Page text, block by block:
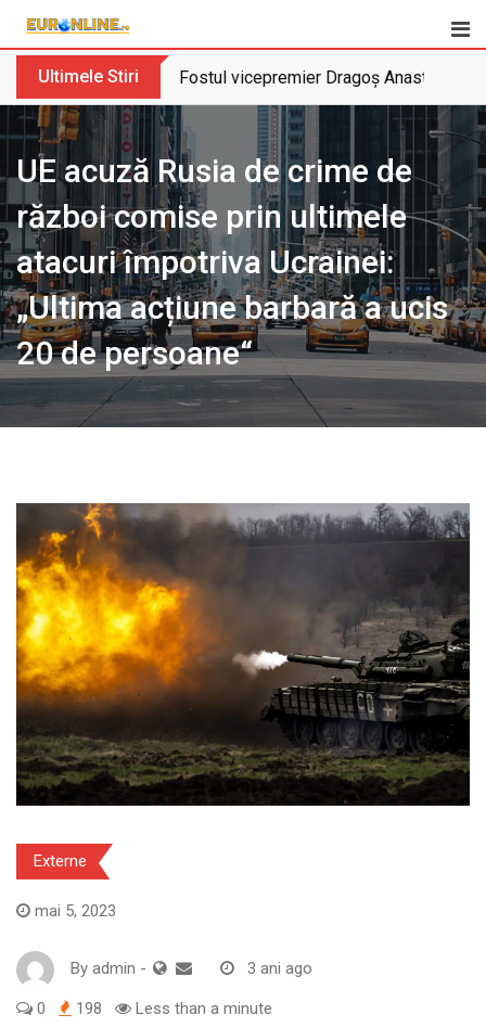
Ultimele Stiri Fostul vicepremier Dragoș Anastasiu
UE acuză Rusia de crime de
război comise prin ultimele
atacuri împotriva Ucrainei:
„Ultima acțiune barbară a ucis
20 de persoane“
Externe
mai 5, 2023
By admin - 3 ani ago
0 198 Less than a minute